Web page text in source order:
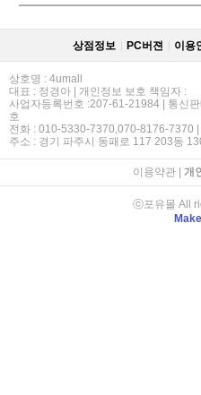
상점정보 PC버젼 이용
상호명 : 4umall
대표 : 정경아 | 개인정보 보호 책임자 :
사업자등록번호 :207-61-21984 | 통신
호
전화 : 010-5330-7370,070-8176-7370 |
주소 : 경기 파주시 동패로 117 203동
이용약관| 개
ⓒ포유몰 All
Make